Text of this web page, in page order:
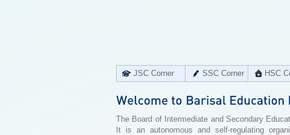
JSC Corner SSC Corner HSC
The Board of Intermediate and Secondary
It is an autonomous and self-regulating